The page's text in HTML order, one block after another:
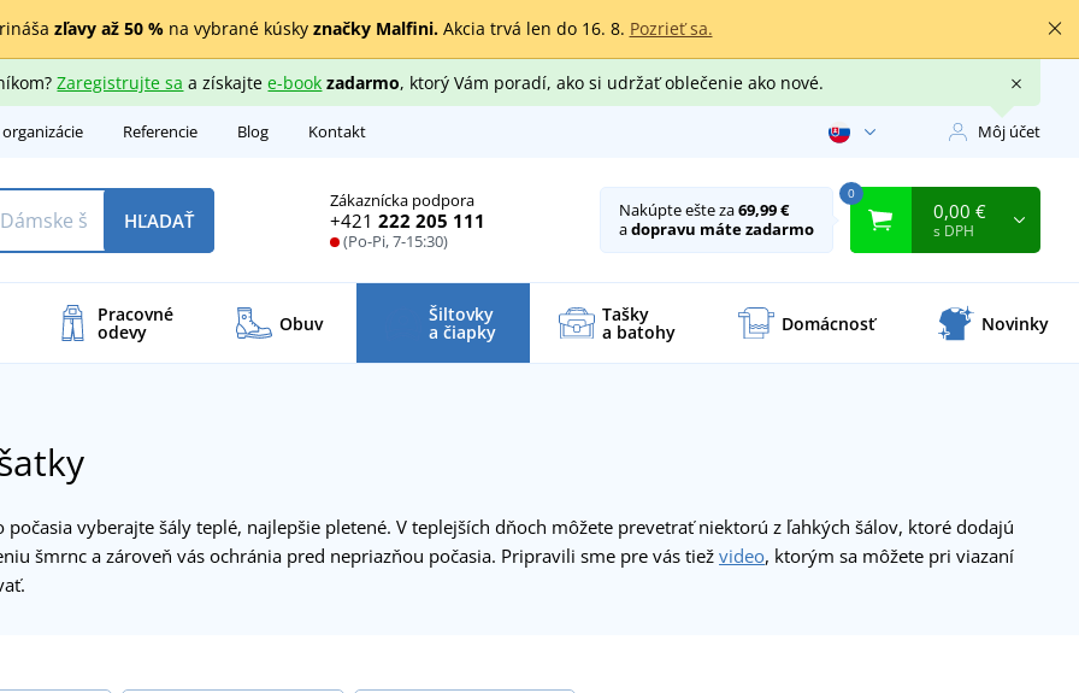
zľavy až 50 %na vybrané kúsky značky Malfini.Akcia trvá len do 16. 8. Pozrieť sa.
Zaregistrujte sa a získajtee-book zadarmo, ktorý Vám poradí, ako si udržať oblečenie ako nové.
Referencie Blog Kontakt Môj účet
Zákaznícka podpora
+421 222 205 111
(Po-Pi, 7-15:30)
HĽADAŤ Nakúpte ešte za69,99 €
adopravu máte zadarmo
0
0,00 €
s DPH
Pracovné
odevy Obuv Šiltovky
a čiapky
Tašky
a batohy Domácnosť Novinky
počasia vyberajte šály teplé, najlepšie pletené. V teplejších dňoch môžete prevetrať niektorú z ľahkých šálov, ktoré dodajú
šmrnc a zároveň vás ochránia pred nepriazňou počasia. Pripravili sme pre vás tiež video, ktorým sa môžete pri viazaní